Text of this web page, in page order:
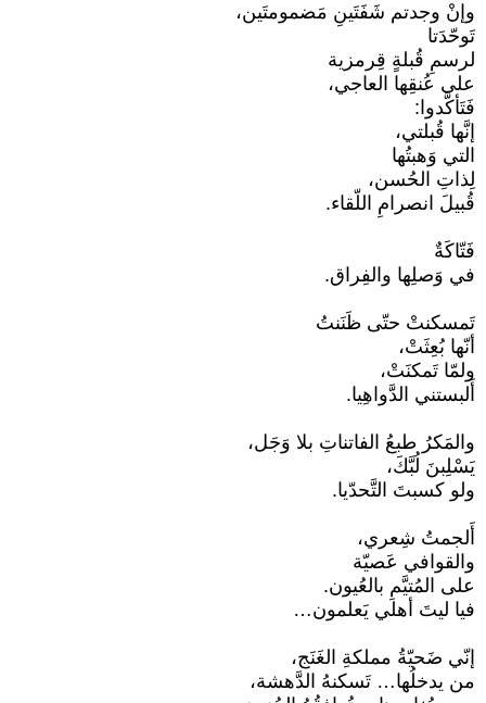
وإنْ وجدتم شَفَتَينِ مَضمومتَين،
تَوحّدَتا
لرسمِ قُبلةٍ قِرمزية
على عُنقِها العاجي،
فَتَأكَّدوا:
إنَّها قُبلتي،
التي وَهبتُها
لِذاتِ الحُسن،
قُبيلَ انصرامِ اللّقاء.
فَتّاكَةٌ
في وَصلِها والفِراق.
تَمسكنتْ حتّى ظَنَنتُ
أنّها بُعِثَتْ،
ولمّا تَمكنَتْ،
أَلبستني الدَّواهِيا.
والمَكرُ طبعُ الفاتناتِ بلا وَجَل،
يَسْلِبنَ لُبَّكَ،
ولو كسبتَ التَّحدّيا.
أَلجمتُ شِعري،
والقوافي عَصيّة
على المُتيَّمِ بالعُيون.
فيا ليتَ أهلي يَعلمون…
إنّي ضَحيّةُ مملكةِ الغَنَج،
من يدخلُها… تَسكنهُ الدَّهشة،